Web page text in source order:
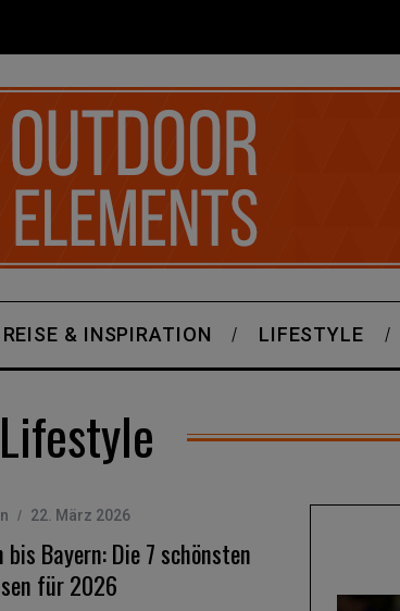
REISE & INSPIRATION LIFESTYLE
Lifestyle
22. März 2026
Bayern: Die 7 schönsten
für 2026